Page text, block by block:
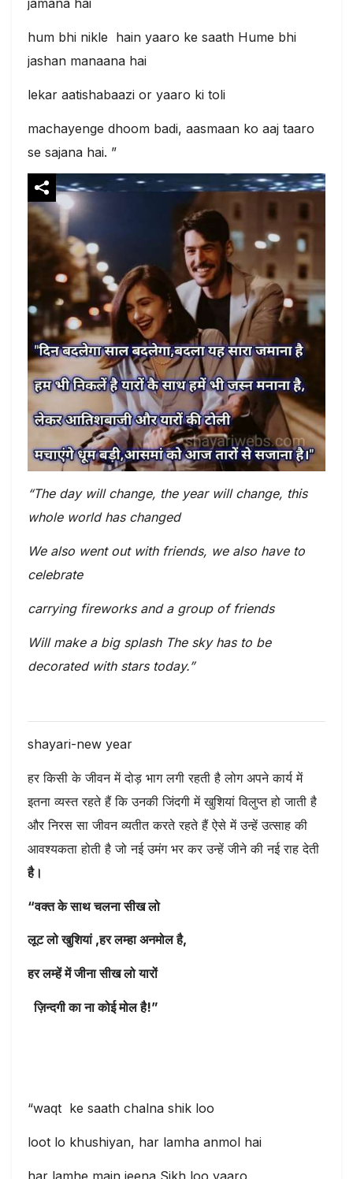
jamana hai
hum bhi nikle hain yaaro ke saath Hume bhi
jashan manaana hai
lekar aatishabaazi or yaaro ki toli
machayenge dhoom badi, aasmaan ko aaj taaro
se sajana hai. ”
“The day will change, the year will change, this
whole world has changed
We also went out with friends, we also have to
celebrate
carrying fireworks and a group of friends
Will make a big splash The sky has to be
decorated with stars today.”
shayari-new year
हर किसी के जीवन में दोड़ भाग लगी रहती है लोग अपने कार्य में
इतना व्यस्त रहते हैं कि उनकी जिंदगी में खुशियां विलुप्त हो जाती है
और निरस सा जीवन व्यतीत करते रहते हैं ऐसे में उन्हें उत्साह की
आवश्यकता होती है जो नई उमंग भर कर उन्हें जीने की नई राह देती
है।
“वक्त के साथ चलना सीख लो
लूट लो खुशियां ,हर लम्हा अनमोल है,
हर लम्हें में जीना सीख लो यारों
ज़िन्दगी का ना कोई मोल है!”
“waqt ke saath chalna shik loo
loot lo khushiyan, har lamha anmol hai
har lamhe main jeena Sikh loo yaaro